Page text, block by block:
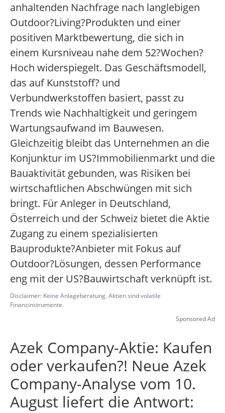
anhaltenden Nachfrage nach langlebigen
Outdoor?Living?Produkten und einer
positiven Marktbewertung, die sich in
einem Kursniveau nahe dem 52?Wochen?
Hoch widerspiegelt. Das Geschäftsmodell,
das auf Kunststoff? und
Verbundwerkstoffen basiert, passt zu
Trends wie Nachhaltigkeit und geringem
Wartungsaufwand im Bauwesen.
Gleichzeitig bleibt das Unternehmen an die
Konjunktur im US?Immobilienmarkt und die
Bauaktivität gebunden, was Risiken bei
wirtschaftlichen Abschwüngen mit sich
bringt. Für Anleger in Deutschland,
Österreich und der Schweiz bietet die Aktie
Zugang zu einem spezialisierten
Bauprodukte?Anbieter mit Fokus auf
Outdoor?Lösungen, dessen Performance
eng mit der US?Bauwirtschaft verknüpft ist.
Disclaimer: Keine Anlageberatung. Aktien sind volatile
Finanzinstrumente.
Sponsored Ad
Azek Company-Aktie: Kaufen
oder verkaufen?! Neue Azek
Company-Analyse vom 10.
August liefert die Antwort: